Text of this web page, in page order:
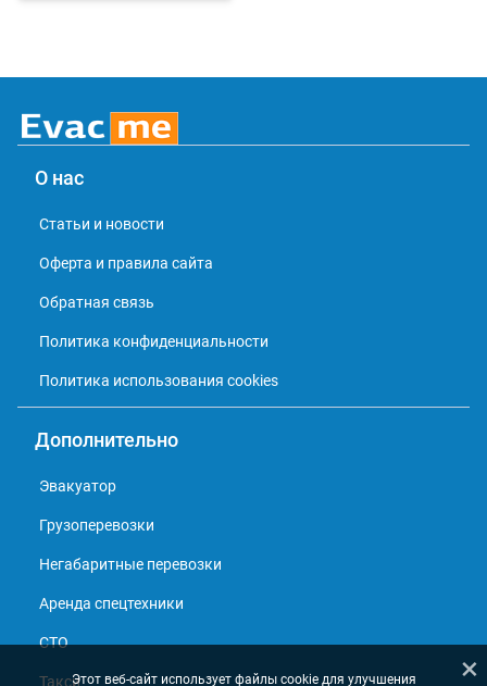
О нас
Статьи и новости
Оферта и правила сайта
Обратная связь
Политика конфиденциальности
Политика использования cookies
Дополнительно
Эвакуатор
Грузоперевозки
Негабаритные перевозки
Аренда спецтехники
СТО
Такси ×
Этот веб-сайт использует файлы cookie для улучшения